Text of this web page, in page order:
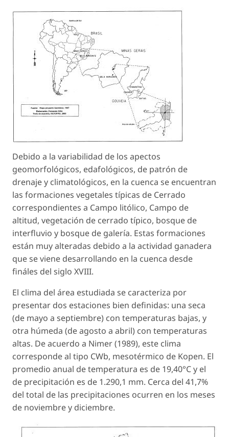
Debido a la variabilidad de los apectos
geomorfológicos, edafológicos, de patrón de
drenaje y climatológicos, en la cuenca se encuentran
las formaciones vegetales típicas de Cerrado
correspondientes a Campo litólico, Campo de
altitud, vegetación de cerrado típico, bosque de
interfluvio y bosque de galería. Estas formaciones
están muy alteradas debido a la actividad ganadera
que se viene desarrollando en la cuenca desde
fináles del siglo XVIII.
El clima del área estudiada se caracteriza por
presentar dos estaciones bien definidas: una seca
(de mayo a septiembre) con temperaturas bajas, y
otra húmeda (de agosto a abril) con temperaturas
altas. De acuerdo a Nimer (1989), este clima
corresponde al tipo CWb, mesotérmico de Kopen. El
promedio anual de temperatura es de 19,40°C y el
de precipitación es de 1.290,1 mm. Cerca del 41,7%
del total de las precipitaciones ocurren en los meses
de noviembre y diciembre.